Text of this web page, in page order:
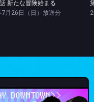
新たな冒険始まる
7月26日（日）放送分